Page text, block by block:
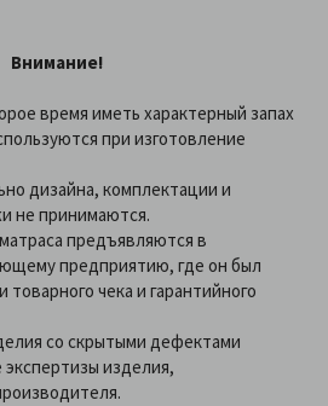
Внимание!
время иметь характерный запах
при изготовление
дизайна, комплектации и
не принимаются.
предъявляются в
предприятию, где он был
чека и гарантийного
со скрытыми дефектами
изделия,